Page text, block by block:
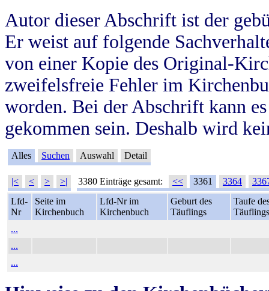
Autor dieser Abschrift ist der
Er weist auf folgende
von einer Kopie des Original-
zweifelsfreie Fehler im
worden. Bei der Abschrift kann
gekommen sein. Deshalb wird
Alles Suchen Auswahl Detail
|< < > >| 3380 Einträge gesamt: << 3361 3364
Lfd-
Nr
Seite im
Kirchenbuch
Lfd-Nr im
Kirchenbuch
Geburt des
Täuflings
Taufe
Täuflings
...
...
...